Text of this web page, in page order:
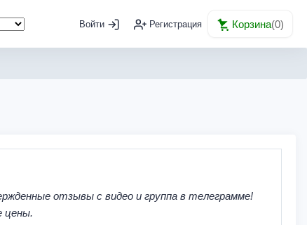
Войти Регистрация Корзина(0)
отзывы с видео и группа в телеграмме!
цены.